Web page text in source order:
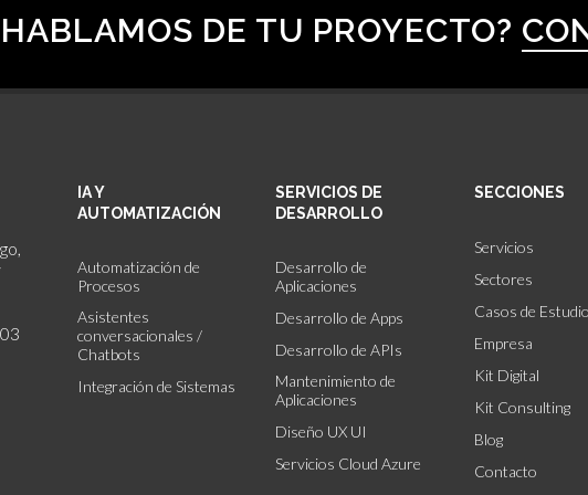
DE TU PROYECTO?
IA Y
AUTOMATIZACIÓN
Automatización de
Procesos
Asistentes
conversacionales /
Chatbots
Integración de Sistemas
SERVICIOS DE
DESARROLLO
Desarrollo de
Aplicaciones
Desarrollo de Apps
Desarrollo de APIs
Mantenimiento de
Aplicaciones
Diseño UX UI
Servicios Cloud Azure
SECCIONES
Servicios
Sectores
Casos de Estudio
Empresa
Kit Digital
Kit Consulting
Blog
Contacto